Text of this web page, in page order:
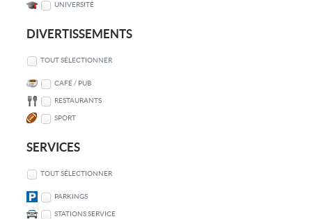
UNIVERSITÉ
DIVERTISSEMENTS
TOUT SÉLECTIONNER
CAFÉ / PUB
RESTAURANTS
SPORT
SERVICES
TOUT SÉLECTIONNER
PARKINGS
STATIONS SERVICE